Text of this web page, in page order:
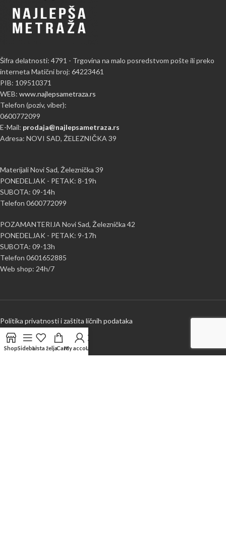
Šifra delatnosti: 4791 - Trgovina na malo posredstvom pošte ili preko
interneta Matični broj: 64223461
PIB: 109510371
WEB: www.najlepsametraza.rs
Telefon (poziv, viber):
0600772099
E-Mail: prodaja@najlepsametraza.rs
Adresa: NOVI SAD, ŽELEZNIČKA 39
Materijali Novi Sad, Železnička 39
PONEDELJAK - PETAK: 8-19h
SUBOTA: 09-14h
Telefon 0600772099
POZAMANTERIJA Novi Sad, Železnička 42
PONEDELJAK - PETAK: 9-17h
SUBOTA: 09-13h
Telefon 0601652885
Web shop: 24h/7
Politika privatnosti i zaštita ličnih podataka
Početna
ShopSidebarLista željaCartMy accountUporedi